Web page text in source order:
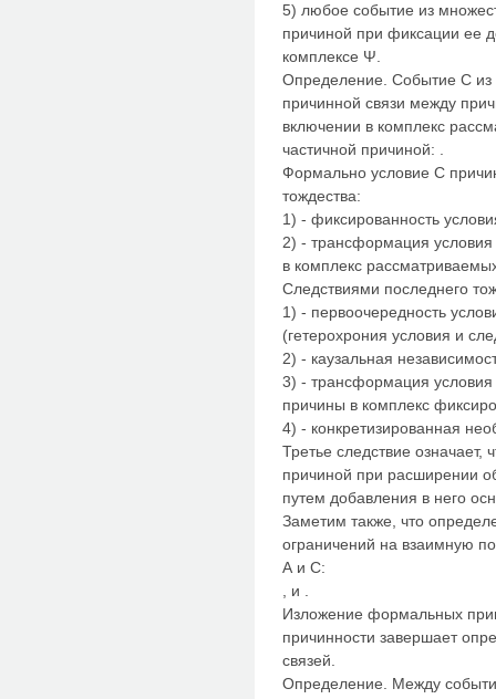
5) любое событие из
причиной при фиксации ее
комплексе Ψ.
Определение. Событие С из
причинной связи между
включении в комплекс
частичной причиной: .
Формально условие С
тождества:
1) - фиксированность
2) - трансформация условия
в комплекс
Следствиями последнего
1) - первоочередность
(гетерохрония условия и
2) - каузальная
3) - трансформация
причины в комплекс
4) - конкретизированная
Третье следствие означает,
причиной при расширении
путем добавления в него
Заметим также, что
ограничений на взаимную
А и С:
, и .
Изложение формальных
причинности завершает
связей.
Определение. Между